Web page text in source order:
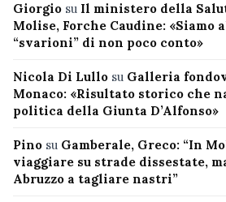
Giorgio su Il ministero della
Molise, Forche Caudine: «Siamo
“svarioni” di non poco conto»
Nicola Di Lullo su Galleria
Monaco: «Risultato storico che
politica della Giunta D’Alfonso»
Pino su Gamberale, Greco: “In
viaggiare su strade dissestate,
Abruzzo a tagliare nastri”